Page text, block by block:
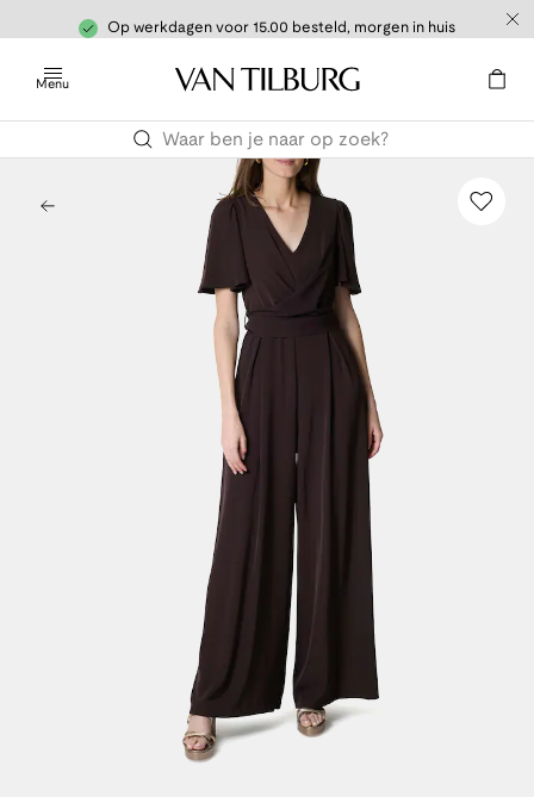
Op werkdagen voor 15.00 besteld, morgen in huis
Menu